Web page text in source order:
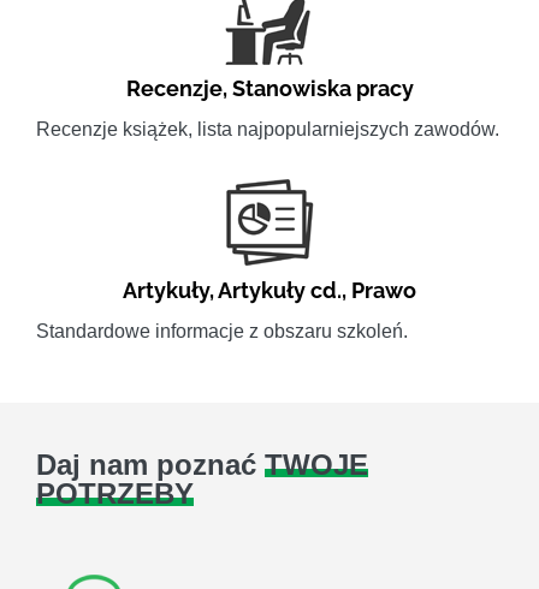
Recenzje,Stanowiska pracy
Recenzje książek, lista najpopularniejszych zawodów.
Artykuły,Artykuły cd., Prawo
Standardowe informacje z obszaru szkoleń.
Daj nam poznać TWOJE
POTRZEBY